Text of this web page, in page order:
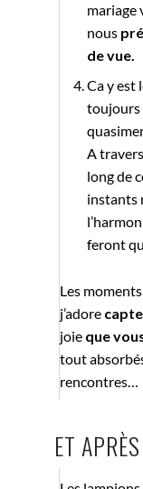
mariage
nous
de vue.
Ca y est
toujours
A
long de
instants
feront
Les
j’adore
joie que
tout
rencontres…
ET